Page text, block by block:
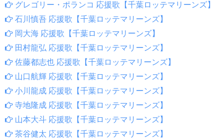
グレゴリー・ポランコ 応援歌【千葉ロッテマリーンズ】
石川慎吾 応援歌【千葉ロッテマリーンズ】
岡大海 応援歌【千葉ロッテマリーンズ】
田村龍弘 応援歌【千葉ロッテマリーンズ】
佐藤都志也 応援歌【千葉ロッテマリーンズ】
山口航輝 応援歌【千葉ロッテマリーンズ】
小川龍成 応援歌【千葉ロッテマリーンズ】
寺地隆成 応援歌【千葉ロッテマリーンズ】
山本大斗 応援歌【千葉ロッテマリーンズ】
茶谷健太 応援歌【千葉ロッテマリーンズ】